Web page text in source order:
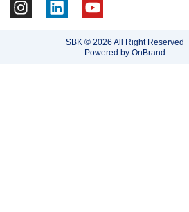
I
n
L
i
Y
o
u
t
SBK © 2026 All Right Reserved
Powered by OnBrand